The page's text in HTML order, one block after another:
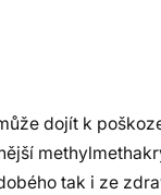
dojít k
tak i ze